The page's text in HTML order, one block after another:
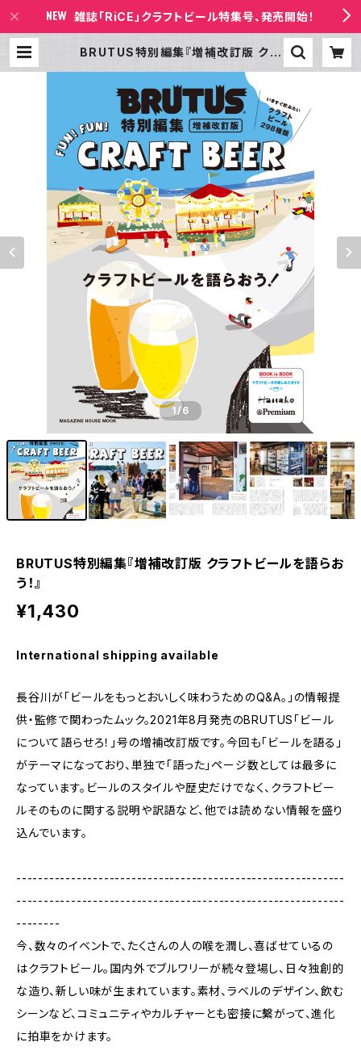
雑誌「RiCE」クラフトビール特集号、発売開始！
BRUTUS特別編集『増補改訂版 クラ
1/6
BRUTUS特別編集『増補改訂版 クラフトビールを語らお
う！』
¥1,430
International shipping available
長谷川が「ビールをもっとおいしく味わうためのQ&A。」の情報提
供・監修で関わったムック。2021年8月発売のBRUTUS「ビール
について語らせろ！」号の増補改訂版です。今回も「ビールを語る」
がテーマになっており、単独で「語った」ページ数としては最多に
なっています。ビールのスタイルや歴史だけでなく、クラフトビー
ルそのものに関する説明や訳語など、他では読めない情報を盛り
込んでいます。
------------------------------------------------------------
------------------------------------------------------------
--------
今、数々のイベントで、たくさんの人の喉を潤し、喜ばせているの
はクラフトビール。国内外でブルワリーが続々登場し、日々独創的
な造り、新しい味が生まれています。素材、ラベルのデザイン、飲む
シーンなど、コミュニティやカルチャーとも密接に繫がって、進化
に拍車をかけます。